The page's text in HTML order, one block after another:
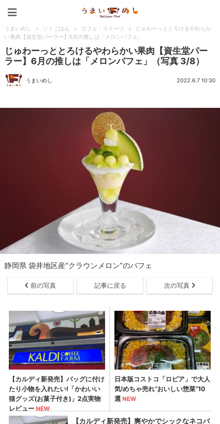
うまいめし > ソトごはん > カフェ・スイーツ >
じゅわーっととろけるやわらか
い果肉【資生堂パーラー】6月の推しは「メロンパフェ」
じゅわーっととろけるやわらかい果肉【資生堂パー
ラー】6月の推しは「メロンパフェ」（写真 3/8）
うまいめし 2022.6.7 10:30
静岡県 袋井地区産“クラウンメロン”のパフェ
前の写真 記事に戻る 次の写真